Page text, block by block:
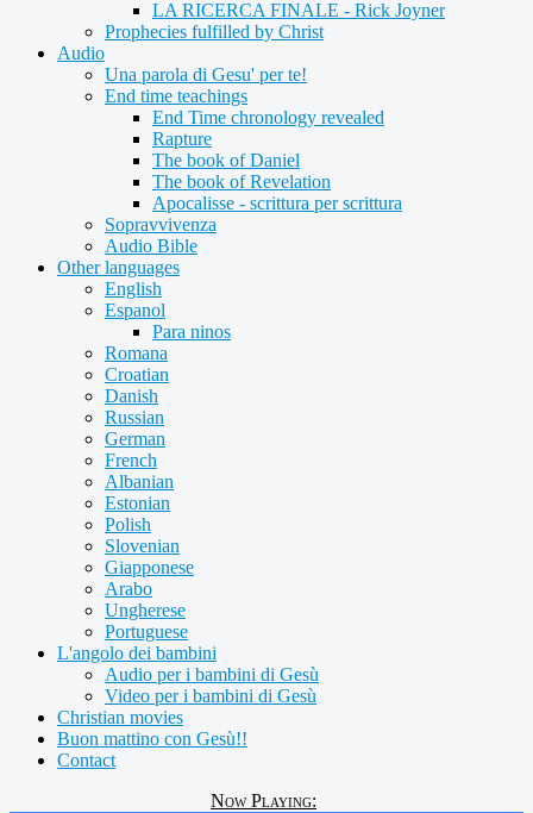
LA RICERCA FINALE - Rick Joyner
Prophecies fulfilled by Christ
Audio
Una parola di Gesu' per te!
End time teachings
End Time chronology revealed
Rapture
The book of Daniel
The book of Revelation
Apocalisse - scrittura per scrittura
Sopravvivenza
Audio Bible
Other languages
English
Espanol
Para ninos
Romana
Croatian
Danish
Russian
German
French
Albanian
Estonian
Polish
Slovenian
Giapponese
Arabo
Ungherese
Portuguese
L'angolo dei bambini
Audio per i bambini di Gesù
Video per i bambini di Gesù
Christian movies
Buon mattino con Gesù!!
Contact
Now Playing: